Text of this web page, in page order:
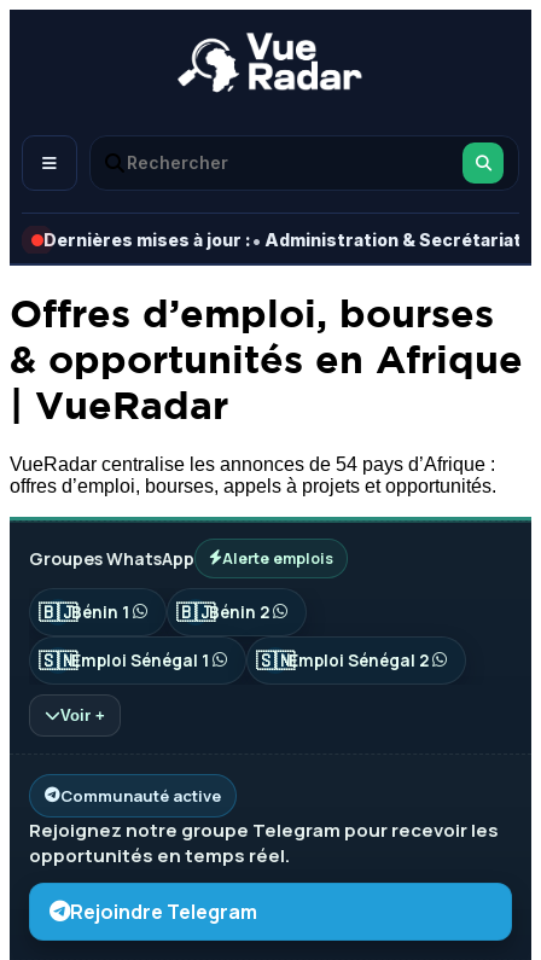
Dernières mises à jour :• Administration & Secrétariat
Offres d’emploi, bourses
& opportunités en Afrique
| VueRadar
VueRadar centralise les annonces de 54 pays d’Afrique :
offres d’emploi, bourses, appels à projets et opportunités.
Groupes WhatsApp Alerte emplois
🇧🇯Bénin 1 🇧🇯Bénin 2
🇸🇳Emploi Sénégal 1 🇸🇳Emploi Sénégal 2
Voir +
Communauté active
Rejoignez notre groupe Telegram pour recevoir les
opportunités en temps réel.
Rejoindre Telegram